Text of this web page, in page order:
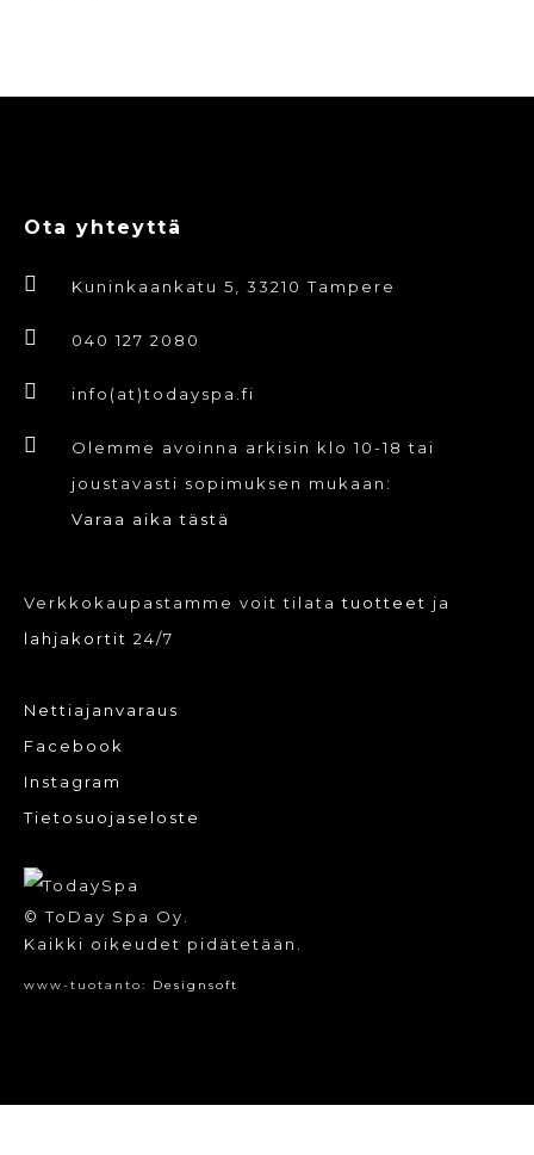
Ota yhteyttä
Kuninkaankatu 5, 33210 Tampere
040 127 2080
info(at)todayspa.fi
Olemme avoinna arkisin klo 10-18 tai
joustavasti sopimuksen mukaan:
Varaa aika tästä
Verkkokaupastamme voit tilatatuotteet ja
lahjakortit 24/7
Nettiajanvaraus
Facebook
Instagram
Tietosuojaseloste
© ToDay Spa Oy.
Kaikki oikeudet pidätetään.
www-tuotanto: Designsoft